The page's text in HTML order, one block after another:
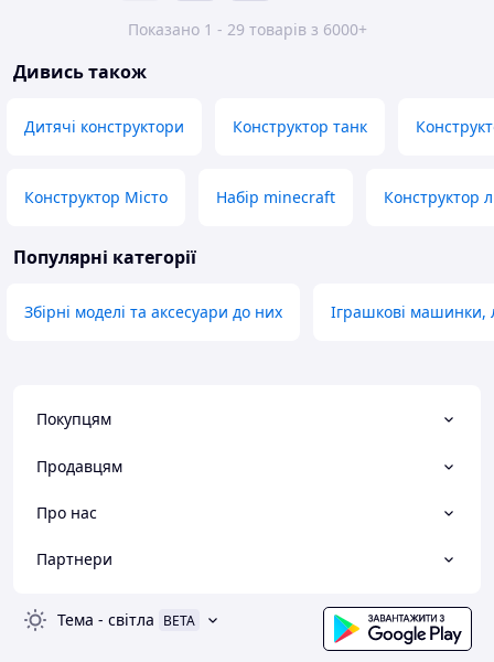
Показано 1 - 29 товарів з 6000+
Дивись також
Дитячі конструктори Конструктор танк
Конструктор Місто Набір minecraft Конструктор
Популярні категорії
Збірні моделі та аксесуари до них Іграшкові машинки,
Покупцям
Продавцям
Про нас
Партнери
Тема - світла BETA